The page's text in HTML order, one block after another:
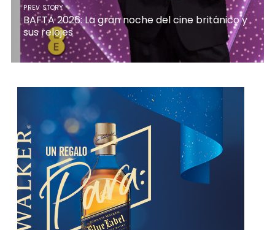
PREV STORY
BAFTA 2026: La gran noche del cine británico y
sus relojes